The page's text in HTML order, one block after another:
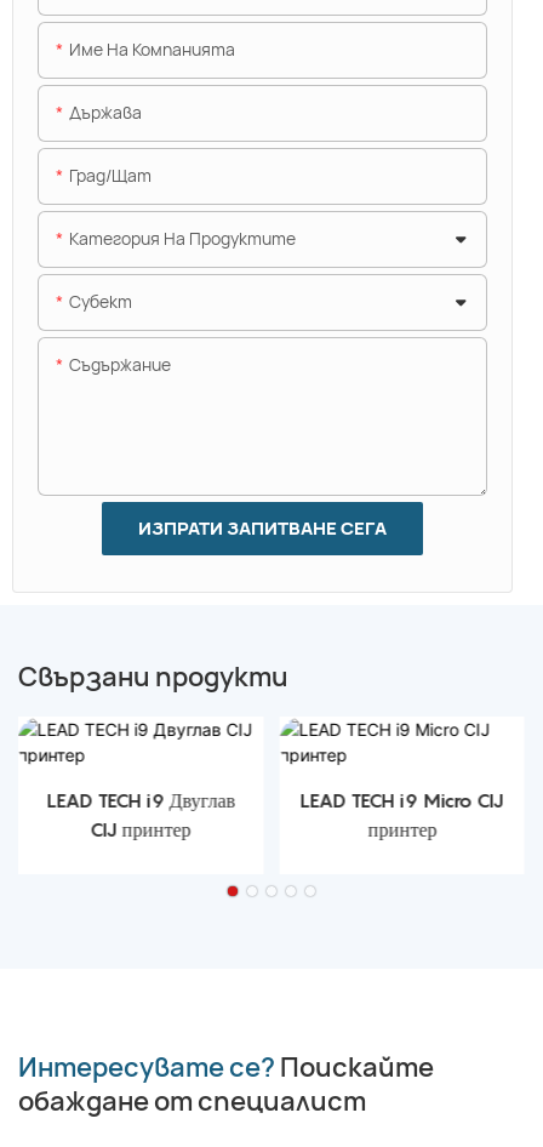
Име На Компанията
Държава
Град/щат
Категория На Продуктите
Субект
Съдържание
ИЗПРАТИ ЗАПИТВАНЕ СЕГА
Свързани продукти
LEAD TECH i9 Двуглав
CIJ принтер
LEAD TECH i9 Micro CIJ
принтер
Интересувате се? Поискайте
обаждане от специалист